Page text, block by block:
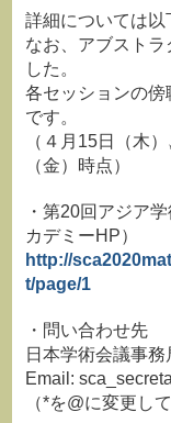
詳細については以
なお、アブストラ
した。
各セッションの
です。
（４月15日（木
（金）時点）
・第20回アジア
カデミーHP）
http://
t/page/1
・問い合わせ先
日本学術会議事
Email:
（*を@に変更し